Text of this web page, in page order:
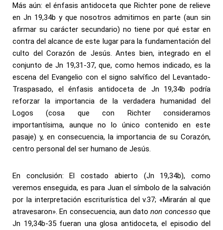
Más aún: el énfasis antidoceta que Richter pone de relieve
en Jn 19,34b y que nosotros admitimos en parte (aun sin
afirmar su carácter secundario) no tiene por qué estar en
contra del alcance de este lugar para la fundamentación del
culto del Corazón de Jesús. Antes bien, integrado en el
conjunto de Jn 19,31-37, que, como hemos indicado, es la
escena del Evangelio con el signo salvífico del Levantado-
Traspasado, el énfasis antidoceta de Jn 19,34b podría
reforzar la importancia de la verdadera humanidad del
Logos (cosa que con Richter consideramos
importantísima, aunque no lo único contenido en este
pasaje) y, en consecuencia, la importancia de su Corazón,
centro personal del ser humano de Jesús.
En conclusión: El costado abierto (Jn 19,34b), como
veremos enseguida, es para Juan el símbolo de la salvación
por la interpretación escriturística del v.37; «Mirarán al que
atravesaron». En consecuencia, aun datonon concessoque
Jn 19,34b-35 fueran una glosa antidoceta, el episodio del